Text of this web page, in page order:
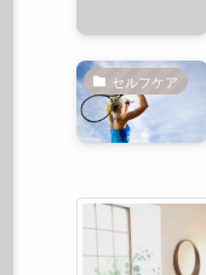
セルフケア